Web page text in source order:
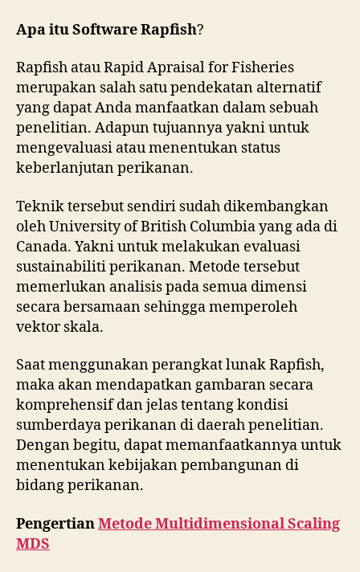
Apa itu Software Rapfish?
Rapfish atau Rapid Apraisal for Fisheries
merupakan salah satu pendekatan alternatif
yang dapat Anda manfaatkan dalam sebuah
penelitian. Adapun tujuannya yakni untuk
mengevaluasi atau menentukan status
keberlanjutan perikanan.
Teknik tersebut sendiri sudah dikembangkan
oleh University of British Columbia yang ada di
Canada. Yakni untuk melakukan evaluasi
sustainabiliti perikanan. Metode tersebut
memerlukan analisis pada semua dimensi
secara bersamaan sehingga memperoleh
vektor skala.
Saat menggunakan perangkat lunak Rapfish,
maka akan mendapatkan gambaran secara
komprehensif dan jelas tentang kondisi
sumberdaya perikanan di daerah penelitian.
Dengan begitu, dapat memanfaatkannya untuk
menentukan kebijakan pembangunan di
bidang perikanan.
PengertianMetode Multidimensional Scaling
MDS